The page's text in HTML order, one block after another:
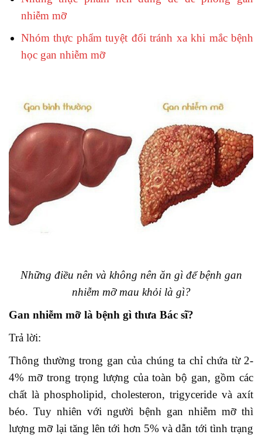
nhiễm mỡ
Nhóm thực phẩm tuyệt đối tránh xa khi mắc bệnh
học gan nhiễm mỡ
Những điều nên và không nên ăn gì để bệnh gan
nhiễm mỡ mau khỏi là gì?
Gan nhiễm mỡ là bệnh gì thưa Bác sĩ?
Trả lời:
Thông thường trong gan của chúng ta chỉ chứa từ 2-
4% mỡ trong trọng lượng của toàn bộ gan, gồm các
chất là phospholipid, cholesteron, trigyceride và axít
béo. Tuy nhiên với người bệnh gan nhiễm mỡ thì
lượng mỡ lại tăng lên tới hơn 5% và dẫn tới tình trạng